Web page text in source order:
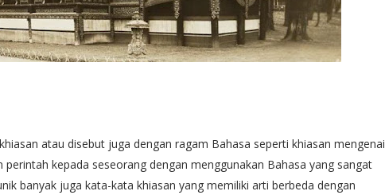
atau disebut juga dengan ragam Bahasa seperti khiasan mengenai
kepada seseorang dengan menggunakan Bahasa yang sangat
banyak juga kata-kata khiasan yang memiliki arti berbeda dengan